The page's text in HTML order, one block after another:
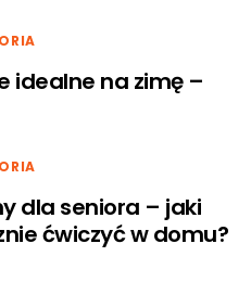
idealne na zimę –
dla seniora – jaki
ćwiczyć w domu?